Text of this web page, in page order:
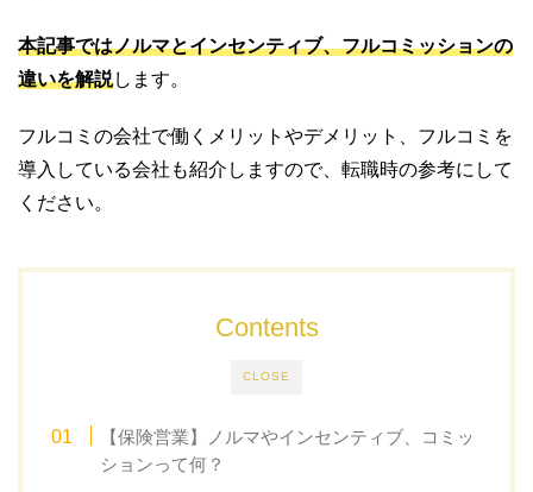
本記事ではノルマとインセンティブ、フルコミッションの
違いを解説します。
フルコミの会社で働くメリットやデメリット、フルコミを
導入している会社も紹介しますので、転職時の参考にして
ください。
CLOSE
Contents
【保険営業】ノルマやインセンティブ、コミッ
ションって何？